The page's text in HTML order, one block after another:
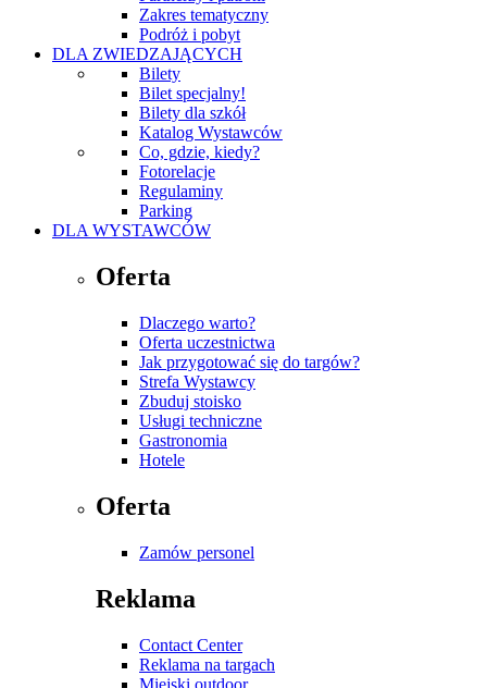
Zakres tematyczny
Podróż i pobyt
DLA ZWIEDZAJĄCYCH
Bilety
Bilet specjalny!
Bilety dla szkół
Katalog Wystawców
Co, gdzie, kiedy?
Fotorelacje
Regulaminy
Parking
DLA WYSTAWCÓW
Oferta
Dlaczego warto?
Oferta uczestnictwa
Jak przygotować się do targów?
Strefa Wystawcy
Zbuduj stoisko
Usługi techniczne
Gastronomia
Hotele
Oferta
Zamów personel
Reklama
Contact Center
Reklama na targach
Miejski outdoor